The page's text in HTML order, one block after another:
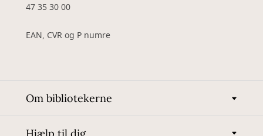
47 35 30 00
EAN, CVR og P numre
Om bibliotekerne
Hjælp til dig